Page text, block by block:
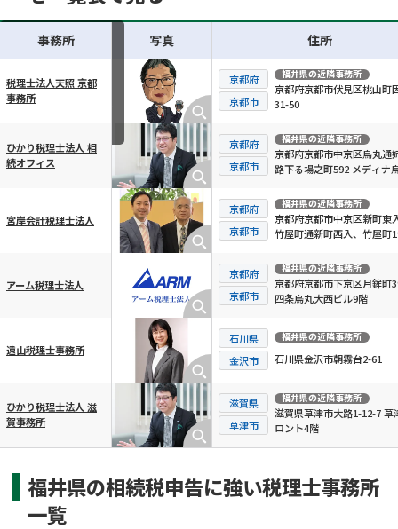
横スクロール可能
事務所 写真 住所
税理士法人天照 京都
事務所
京都府
京都市
福井県の近隣事務所
京都府京都市伏見区桃山町
31-50
ひかり税理士法人 相
続オフィス
京都府
京都市
福井県の近隣事務所
京都府京都市中京区烏丸通
路下る場之町592 メディナ
宮岸会計税理士法人
京都府
京都市
福井県の近隣事務所
京都府京都市中京区新町東
竹屋町通新町西入、竹屋町
アーム税理士法人
京都府
京都市
福井県の近隣事務所
京都府京都市下京区月鉾町
四条烏丸大西ビル9階
遠山税理士事務所
石川県
金沢市
福井県の近隣事務所
石川県金沢市朝霧台2-61
ひかり税理士法人 滋
賀事務所
滋賀県
草津市
福井県の近隣事務所
滋賀県草津市大路1-12-7 草
ロント4階
福井県の相続税申告に強い税理士事務所
一覧